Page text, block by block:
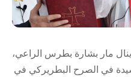
مار بشارة بطرس الراعي،
في الصرح البطريركي في